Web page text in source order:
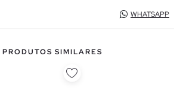
WHATSAPP
PRODUTOS SIMILARES